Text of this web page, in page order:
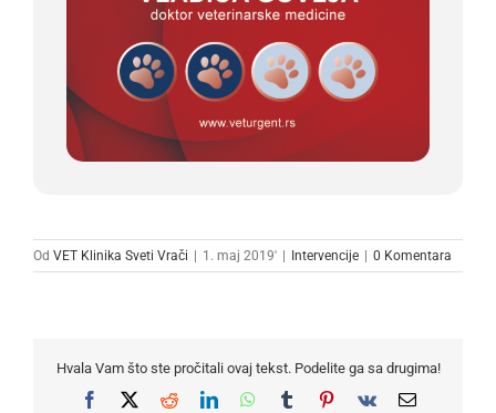
Od VET Klinika Sveti Vrači | 1. maj 2019' | Intervencije | 0 Komentara
Hvala Vam što ste pročitali ovaj tekst. Podelite ga sa drugima!
Facebook
X RedditLinkedInWhatsApp
TumblrPinterest
Vk Email